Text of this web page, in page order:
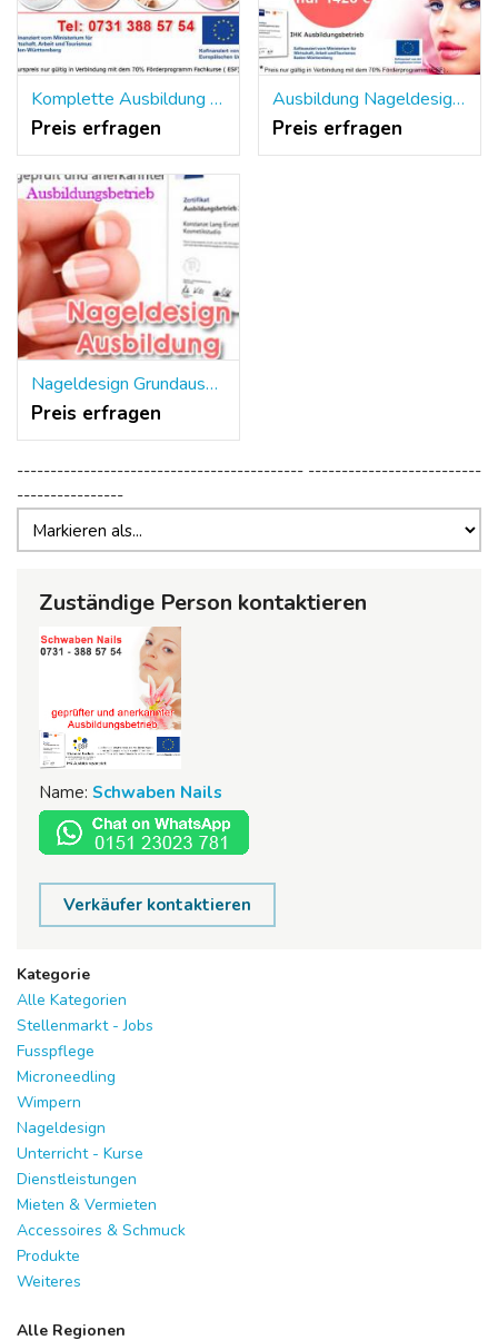
Komplette Ausbildung Nageldesign Crailsheim
Preis erfragen
Ausbildung Nageldesign mit Zertifikat Crailsheim
Preis erfragen
Nageldesign Grundausbildung Crailsheim
Preis erfragen
------------------------------------------- --------------------------
----------------
Zuständige Person kontaktieren
Name: Schwaben Nails
Verkäufer kontaktieren
Kategorie
Alle Kategorien
Stellenmarkt - Jobs
Fusspflege
Microneedling
Wimpern
Nageldesign
Unterricht - Kurse
Dienstleistungen
Mieten & Vermieten
Accessoires & Schmuck
Produkte
Weiteres
Alle Regionen